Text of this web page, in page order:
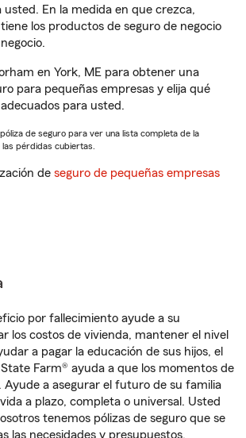
En la medida en que crezca,
los productos de seguro de negocio
en York, ME para obtener una
para pequeñas empresas y elija qué
para usted.
de seguro para ver una lista completa de la
pérdidas cubiertas.
de seguro de pequeñas empresas
por fallecimiento ayude a su
los costos de vivienda, mantener el nivel
a pagar la educación de sus hijos, el
Farm® ayuda a que los momentos de
Ayude a asegurar el futuro de su familia
a plazo, completa o universal. Usted
tenemos pólizas de seguro que se
las necesidades y presupuestos.